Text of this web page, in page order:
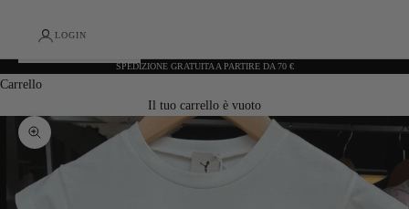
LOGIN
SPEDIZIONE GRATUITA A PARTIRE DA 70 €
Carrello
Il tuo carrello è vuoto
Ingrandisci immagine